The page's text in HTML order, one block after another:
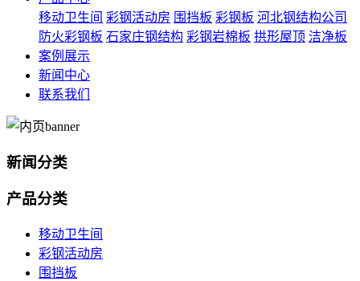
移动卫生间 彩钢活动房 围挡板 彩钢板 河北钢结构公司
防火彩钢板 石家庄钢结构 彩钢岩棉板 拱形屋顶 洁净板
案例展示
新闻中心
联系我们
新闻分类
产品分类
移动卫生间
彩钢活动房
围挡板